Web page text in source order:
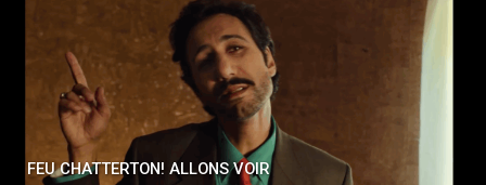
FEU CHATTERTON! ALLONS VOIR